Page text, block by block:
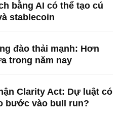
bằng AI có thể tạo cú
stablecoin
đào thải mạnh: Hơn
trong năm nay
Clarity Act: Dự luật có
bước vào bull run?